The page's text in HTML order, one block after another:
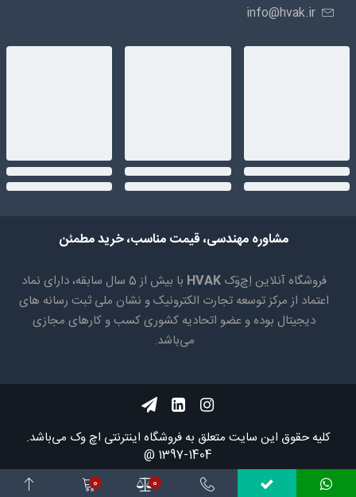
info@hvak.ir
مشاوره مهندسی، قیمت مناسب، خرید مطمئن
فروشگاه آنلاین اِچ‌وَک HVAK
با بیش از 5 سال سابقه، دارای نماد
اعتماد از مرکز توسعه تجارت الکترونیک و نشان ملی ثبت رسانه های
دیجیتال بوده و عضو اتحادیه کشوری کسب و کارهای مجازی
می‌باشد.
کلیه حقوق اين سايت متعلق به فروشگاه اینترنتی اچ وک می‌باشد.
1404-1397 @
0
0